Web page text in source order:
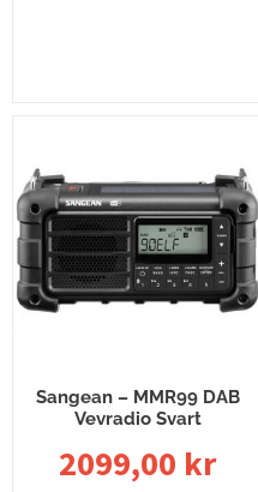
Sangean – MMR99 DAB
Vevradio Svart
2099,00 kr